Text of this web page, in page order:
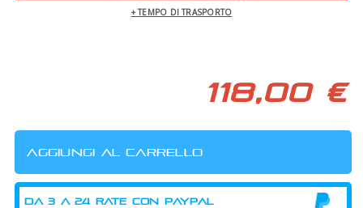
+ TEMPO DI TRASPORTO
118,00 €